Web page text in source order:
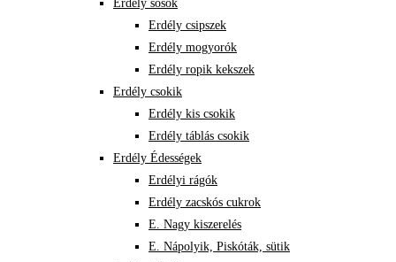
Erdély sósok
Erdély csipszek
Erdély mogyorók
Erdély ropik kekszek
Erdély csokik
Erdély kis csokik
Erdély táblás csokik
Erdély Édességek
Erdélyi rágók
Erdély zacskós cukrok
E. Nagy kiszerelés
E. Nápolyik, Piskóták, sütik